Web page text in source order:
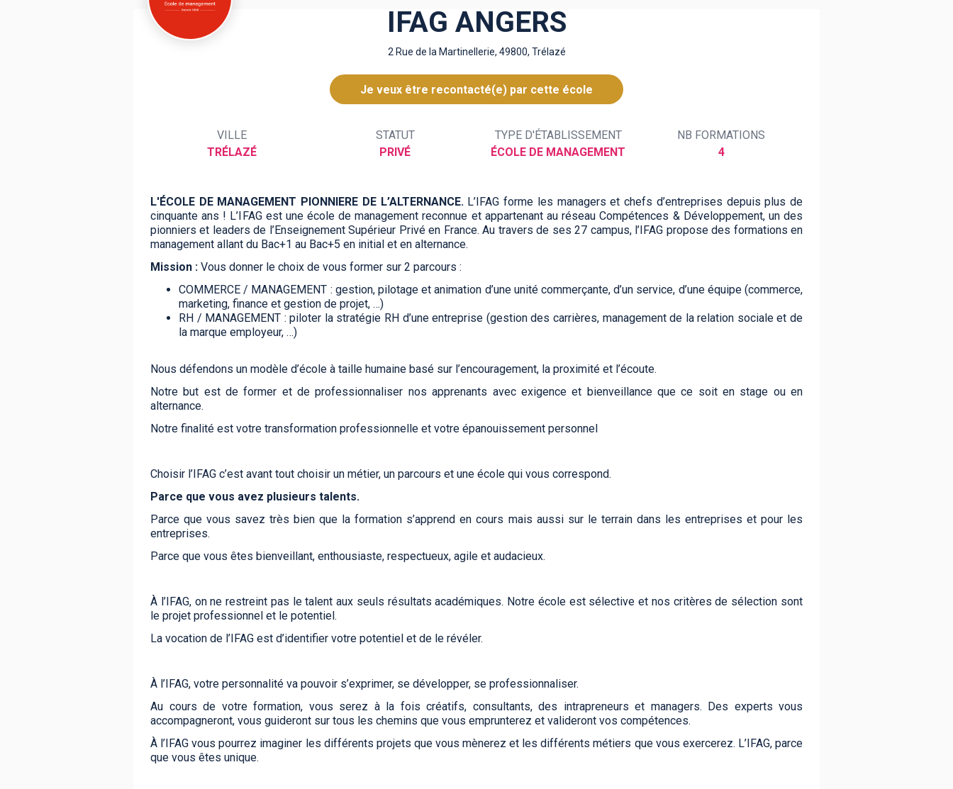
IFAG ANGERS
2 Rue de la Martinellerie, 49800, Trélazé
Je veux être recontacté(e) par cette école
VILLE
TRÉLAZÉ
STATUT
PRIVÉ
TYPE D'ÉTABLISSEMENT
ÉCOLE DE MANAGEMENT
NB FORMATIONS
4
L'ÉCOLE DE MANAGEMENT PIONNIERE DE L’ALTERNANCE. L’IFAG forme les managers et chefs d’entreprises depuis plus de
cinquante ans ! L’IFAG est une école de management reconnue et appartenant au réseau Compétences & Développement, un des
pionniers et leaders de l’Enseignement Supérieur Privé en France. Au travers de ses 27 campus, l’IFAG propose des formations en
management allant du Bac+1 au Bac+5 en initial et en alternance.
Mission : Vous donner le choix de vous former sur 2 parcours :
COMMERCE / MANAGEMENT : gestion, pilotage et animation d’une unité commerçante, d’un service, d’une équipe (commerce,
marketing, finance et gestion de projet, …)
RH / MANAGEMENT : piloter la stratégie RH d’une entreprise (gestion des carrières, management de la relation sociale et de
la marque employeur, …)
Nous défendons un modèle d’école à taille humaine basé sur l’encouragement, la proximité et l’écoute.
Notre but est de former et de professionnaliser nos apprenants avec exigence et bienveillance que ce soit en stage ou en
alternance.
Notre finalité est votre transformation professionnelle et votre épanouissement personnel
Choisir l’IFAG c’est avant tout choisir un métier, un parcours et une école qui vous correspond.
Parce que vous avez plusieurs talents.
Parce que vous savez très bien que la formation s’apprend en cours mais aussi sur le terrain dans les entreprises et pour les
entreprises.
Parce que vous êtes bienveillant, enthousiaste, respectueux, agile et audacieux.
À l’IFAG, on ne restreint pas le talent aux seuls résultats académiques. Notre école est sélective et nos critères de sélection sont
le projet professionnel et le potentiel.
La vocation de l’IFAG est d’identifier votre potentiel et de le révéler.
À l’IFAG, votre personnalité va pouvoir s’exprimer, se développer, se professionnaliser.
Au cours de votre formation, vous serez à la fois créatifs, consultants, des intrapreneurs et managers. Des experts vous
accompagneront, vous guideront sur tous les chemins que vous emprunterez et valideront vos compétences.
À l’IFAG vous pourrez imaginer les différents projets que vous mènerez et les différents métiers que vous exercerez. L’IFAG, parce
que vous êtes unique.